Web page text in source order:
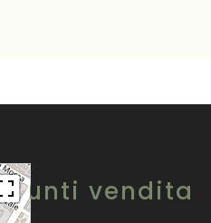
Punti vendita